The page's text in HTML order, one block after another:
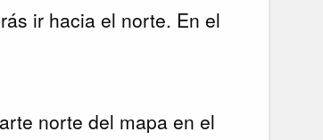
ir hacia el norte. En el
norte del mapa en el